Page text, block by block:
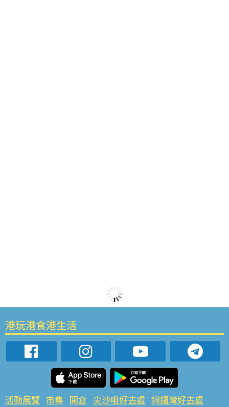
港玩港食港生活
活動展覽 市集 開倉 尖沙咀好去處 銅鑼灣好去處